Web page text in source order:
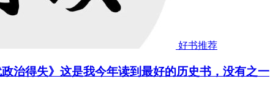
好书推荐
治得失》这是我今年读到最好的历史书，没有之一